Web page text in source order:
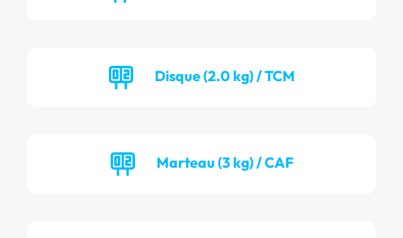
Disque (2.0 kg) / TCM
Marteau (3 kg) / CAF